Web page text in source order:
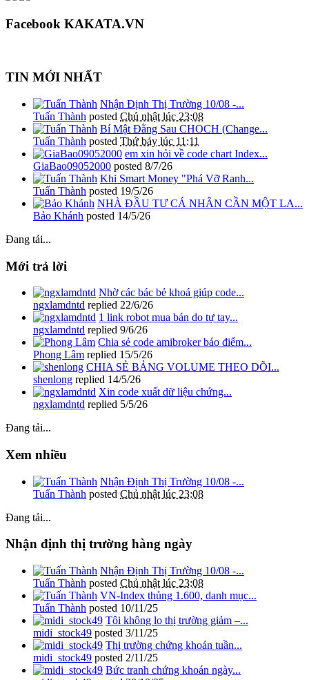
Facebook KAKATA.VN
TIN MỚI NHẤT
Nhận Định Thị Trường 10/08 -...
Tuấn Thành posted Chủ nhật lúc 23:08
Bí Mật Đằng Sau CHOCH (Change...
Tuấn Thành posted Thứ bảy lúc 11:11
em xin hỏi về code chart Index...
GiaBao09052000 posted 8/7/26
Khi Smart Money "Phá Vỡ Ranh...
Tuấn Thành posted 19/5/26
NHÀ ĐẦU TƯ CÁ NHÂN CẦN MỘT LA...
Bảo Khánh posted 14/5/26
Đang tải...
Mới trả lời
Nhờ các bác bẻ khoá giúp code...
ngxlamdntd replied 22/6/26
1 link robot mua bán do tự tay...
ngxlamdntd replied 9/6/26
Chia sẻ code amibroker báo điểm...
Phong Lâm replied 15/5/26
CHIA SẺ BẢNG VOLUME THEO DÕI...
shenlong replied 14/5/26
Xin code xuất dữ liệu chứng...
ngxlamdntd replied 5/5/26
Đang tải...
Xem nhiều
Nhận Định Thị Trường 10/08 -...
Tuấn Thành posted Chủ nhật lúc 23:08
Đang tải...
Nhận định thị trường hàng ngày
Nhận Định Thị Trường 10/08 -...
Tuấn Thành posted Chủ nhật lúc 23:08
VN-Index thủng 1.600, danh mục...
Tuấn Thành posted 10/11/25
Tôi không lo thị trường giảm –...
midi_stock49 posted 3/11/25
Thị trường chứng khoán tuần...
midi_stock49 posted 2/11/25
Bức tranh chứng khoán ngày...